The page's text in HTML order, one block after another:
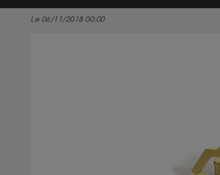
Le 06/11/2018 00:00